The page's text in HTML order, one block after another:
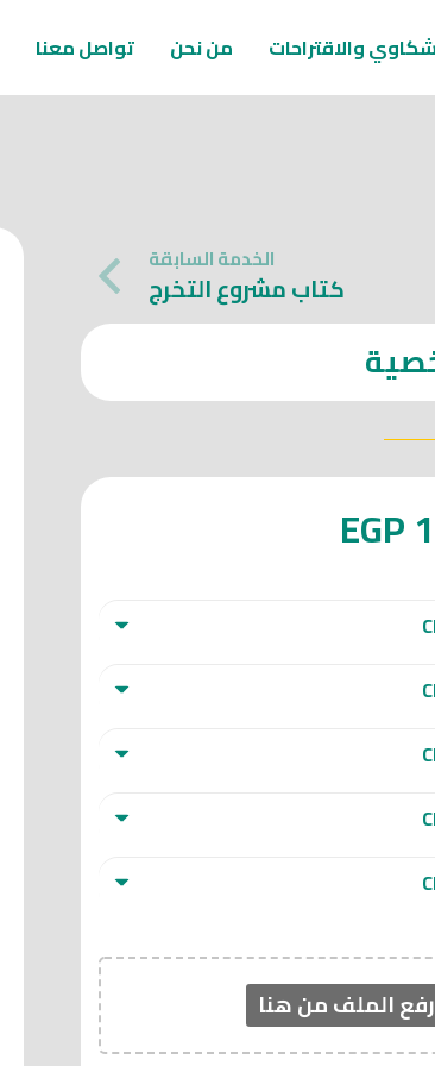
والاقتراحات من نحن تواصل معنا
الخدمة السابقة
كتاب مشروع التخرج
EGP
الملف من هنا